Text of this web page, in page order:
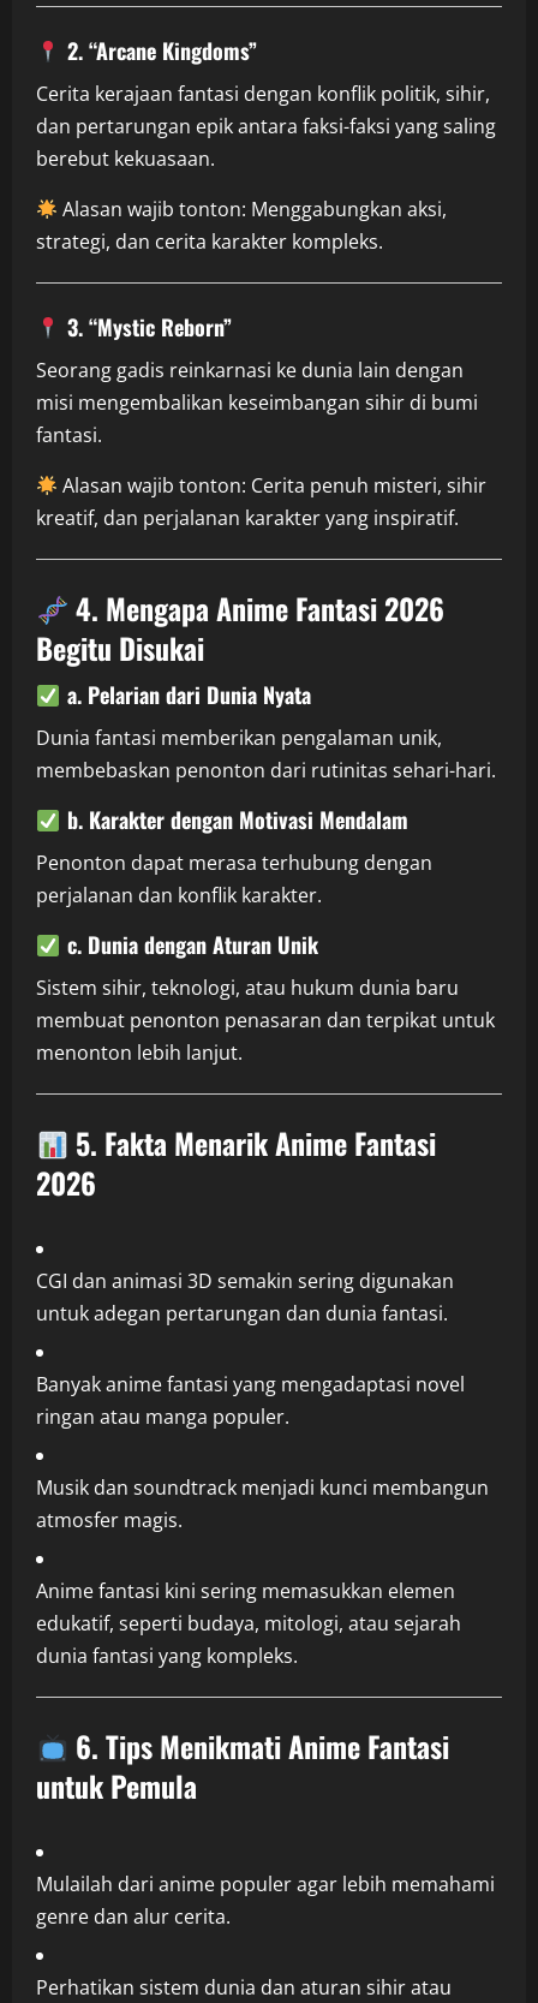
2. “Arcane Kingdoms”
Cerita kerajaan fantasi dengan konflik politik, sihir,
dan pertarungan epik antara faksi-faksi yang saling
berebut kekuasaan.
Alasan wajib tonton: Menggabungkan aksi,
strategi, dan cerita karakter kompleks.
3. “Mystic Reborn”
Seorang gadis reinkarnasi ke dunia lain dengan
misi mengembalikan keseimbangan sihir di bumi
fantasi.
Alasan wajib tonton: Cerita penuh misteri, sihir
kreatif, dan perjalanan karakter yang inspiratif.
4. Mengapa Anime Fantasi 2026
Begitu Disukai
a. Pelarian dari Dunia Nyata
Dunia fantasi memberikan pengalaman unik,
membebaskan penonton dari rutinitas sehari-hari.
b. Karakter dengan Motivasi Mendalam
Penonton dapat merasa terhubung dengan
perjalanan dan konflik karakter.
c. Dunia dengan Aturan Unik
Sistem sihir, teknologi, atau hukum dunia baru
membuat penonton penasaran dan terpikat untuk
menonton lebih lanjut.
5. Fakta Menarik Anime Fantasi
2026
CGI dan animasi 3D semakin sering digunakan
untuk adegan pertarungan dan dunia fantasi.
Banyak anime fantasi yang mengadaptasi novel
ringan atau manga populer.
Musik dan soundtrack menjadi kunci membangun
atmosfer magis.
Anime fantasi kini sering memasukkan elemen
edukatif, seperti budaya, mitologi, atau sejarah
dunia fantasi yang kompleks.
6. Tips Menikmati Anime Fantasi
untuk Pemula
Mulailah dari anime populer agar lebih memahami
genre dan alur cerita.
Perhatikan sistem dunia dan aturan sihir atau